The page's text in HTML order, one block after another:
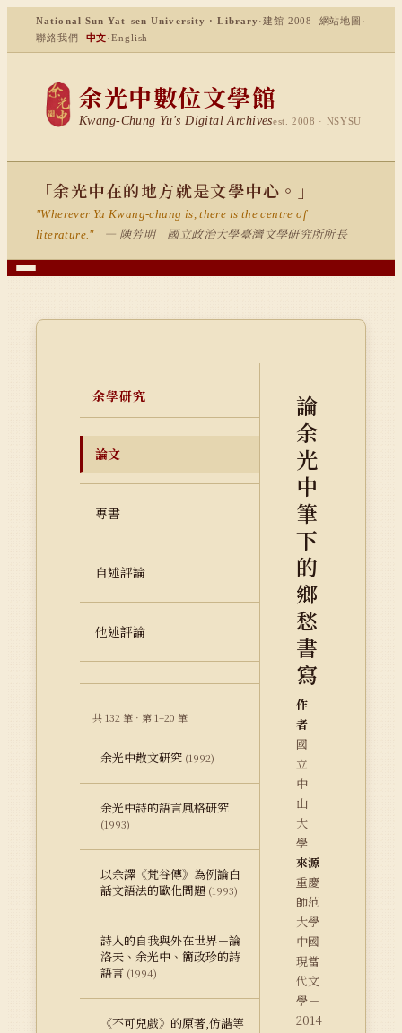
National Sun Yat-sen University · Library ·建館 2008 網站地圖 ·
聯絡我們
中文·English
余光中數位文學館
Kwang-Chung Yu's Digital Archivesest. 2008 · NSYSU
「余光中在的地方就是文學中心。」
"Wherever Yu Kwang-chung is, there is the centre of
literature."
— 陳芳明 國立政治大學臺灣文學研究所所長
余學研究
論文
專書
自述評論
他述評論
共 132 筆 · 第 1–20 筆
余光中散文研究 (1992)
余光中詩的語言風格研究
(1993)
以余譯《梵谷傳》為例論白
話文語法的歐化問題 (1993)
詩人的自我與外在世界－論
洛夫、余光中、簡政珍的詩
語言 (1994)
《不可兒戲》的原著,仿諧等
論
余
光
中
筆
下
的
鄉
愁
書
寫
作
者
國
立
中
山
大
學
來源
重慶
師范
大學
中國
現當
代文
學－
2014